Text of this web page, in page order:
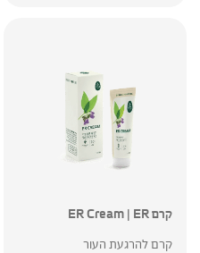
קרם ER Cream | ER
קרם להרגעת העור